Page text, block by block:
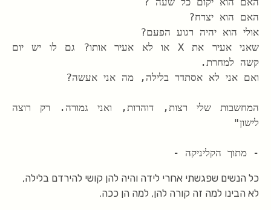
האם הוא יצרח?
אולי הוא יהיה רגוע הפעם?
קשה למחרת.
ואם אני לא אסתדר בלילה, מה אני אעשה?
לישון"
- מתוך הקליניקה -
כל הנשים שפגשתי אחרי לידה והיה להן קושי להירדם בלילה,
לא הבינו למה זה קורה להן, למה הן ככה.